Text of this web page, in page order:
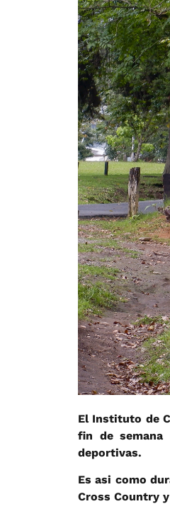
El Instituto de
fin de semana
deportivas.
Es asi como
Cross Country